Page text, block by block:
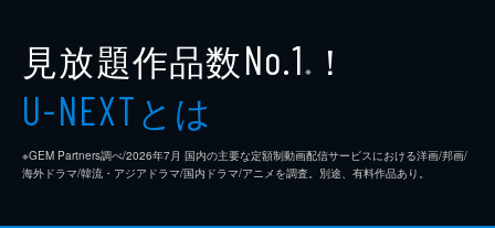
見放題作品数No.1 ※ ！
U-NEXTとは
※GEM Partners調べ/2026年7⽉ 国内の主要な定額制動画配信サービスにおける洋画/邦画/
海外ドラマ/韓流・アジアドラマ/国内ドラマ/アニメを調査。別途、有料作品あり。